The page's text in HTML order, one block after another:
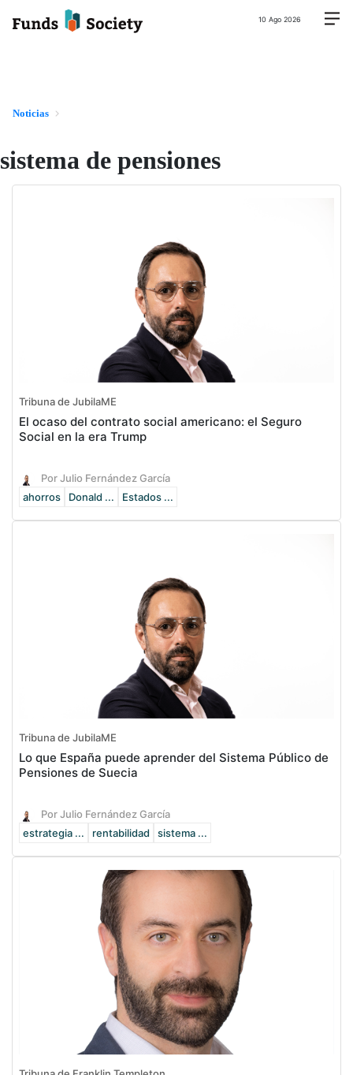
10 Ago 2026
Noticias
sistema de pensiones
Tribuna de JubilaME
El ocaso del contrato social americano: el Seguro
Social en la era Trump
Por Julio Fernández García
ahorros
Donald ... Estados ...
Tribuna de JubilaME
Lo que España puede aprender del Sistema Público de
Pensiones de Suecia
Por Julio Fernández García
estrategia ...
rentabilidad sistema ...